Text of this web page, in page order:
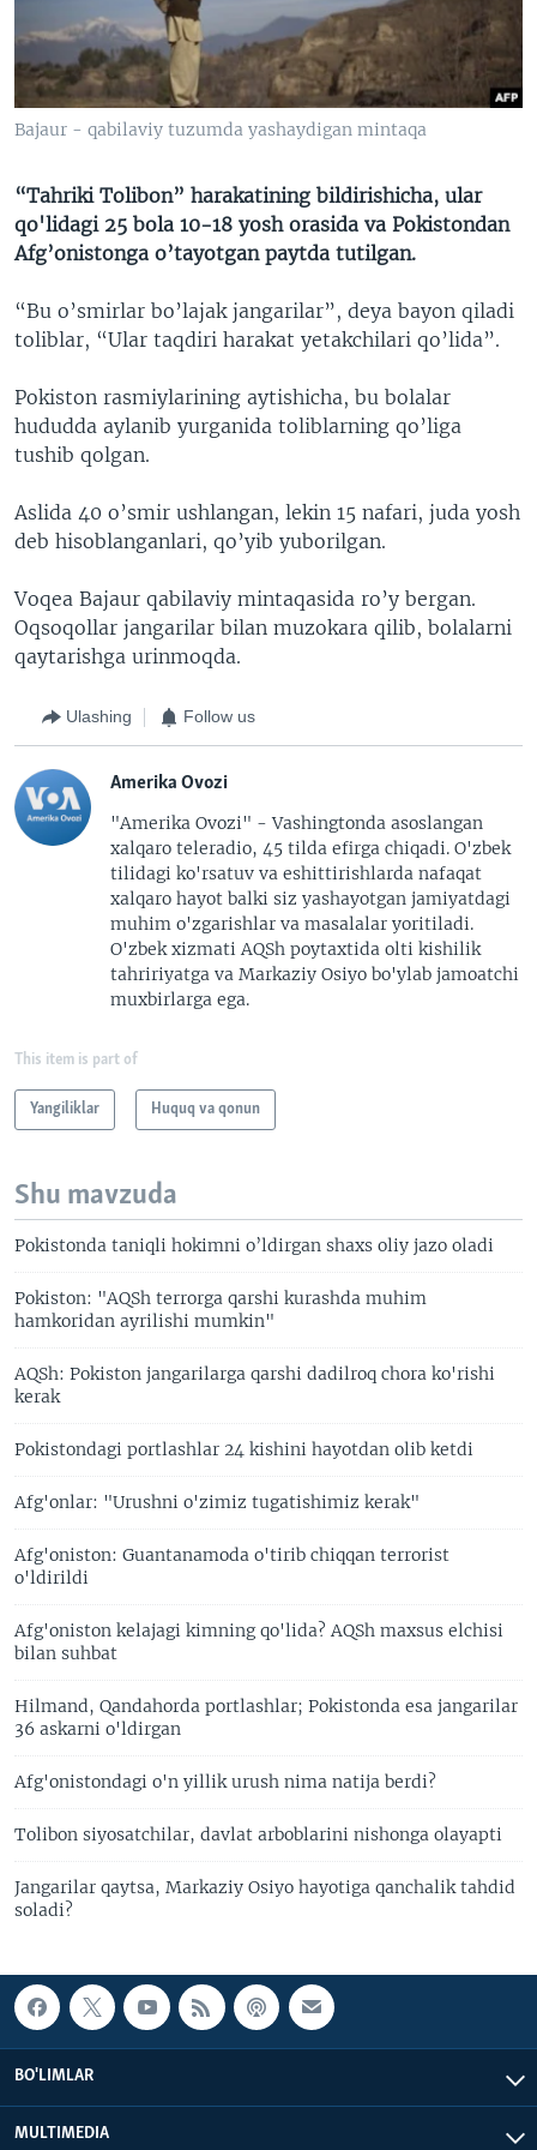
VIDEO
XABARLAR SURATLARDA
ODNOKLASSNIKI
TELEGRAM
TWITTER
Bajaur - qabilaviy tuzumda yashaydigan mintaqa
“Tahriki Tolibon” harakatining bildirishicha, ular
qo'lidagi 25 bola 10-18 yosh orasida va Pokistondan
Afg’onistonga o’tayotgan paytda tutilgan.
“Bu o’smirlar bo’lajak jangarilar”, deya bayon qiladi
toliblar, “Ular taqdiri harakat yetakchilari qo’lida”.
Pokiston rasmiylarining aytishicha, bu bolalar
hududda aylanib yurganida toliblarning qo’liga
tushib qolgan.
Aslida 40 o’smir ushlangan, lekin 15 nafari, juda yosh
deb hisoblanganlari, qo’yib yuborilgan.
Voqea Bajaur qabilaviy mintaqasida ro’y bergan.
Oqsoqollar jangarilar bilan muzokara qilib, bolalarni
qaytarishga urinmoqda.
Ulashing Follow us
Amerika Ovozi
"Amerika Ovozi" - Vashingtonda asoslangan
xalqaro teleradio, 45 tilda efirga chiqadi. O'zbek
tilidagi ko'rsatuv va eshittirishlarda nafaqat
xalqaro hayot balki siz yashayotgan jamiyatdagi
muhim o'zgarishlar va masalalar yoritiladi.
O'zbek xizmati AQSh poytaxtida olti kishilik
tahririyatga va Markaziy Osiyo bo'ylab jamoatchi
muxbirlarga ega.
This item is part of
Yangiliklar Huquq va qonun
Shu mavzuda
Pokistonda taniqli hokimni o’ldirgan shaxs oliy jazo oladi
Pokiston: "AQSh terrorga qarshi kurashda muhim
hamkoridan ayrilishi mumkin"
AQSh: Pokiston jangarilarga qarshi dadilroq chora ko'rishi
kerak
Pokistondagi portlashlar 24 kishini hayotdan olib ketdi
Afg'onlar: "Urushni o'zimiz tugatishimiz kerak"
Afg'oniston: Guantanamoda o'tirib chiqqan terrorist
o'ldirildi
Afg'oniston kelajagi kimning qo'lida? AQSh maxsus elchisi
bilan suhbat
Hilmand, Qandahorda portlashlar; Pokistonda esa jangarilar
36 askarni o'ldirgan
Afg'onistondagi o'n yillik urush nima natija berdi?
Tolibon siyosatchilar, davlat arboblarini nishonga olayapti
Jangarilar qaytsa, Markaziy Osiyo hayotiga qanchalik tahdid
soladi?
BO'LIMLAR
MULTIMEDIA